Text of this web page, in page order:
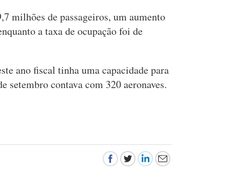
milhões de passageiros, um aumento
a taxa de ocupação foi de
ano fiscal tinha uma capacidade para
setembro contava com 320 aeronaves.